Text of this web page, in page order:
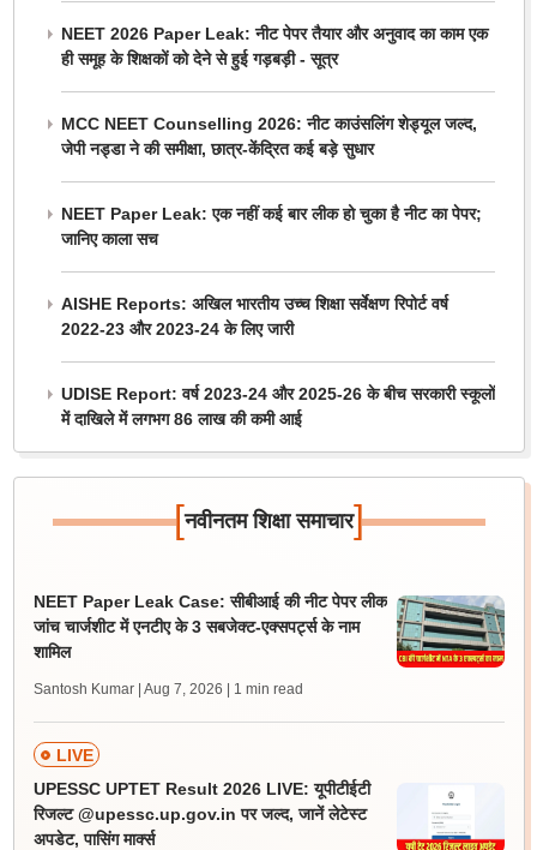
NEET 2026 Paper Leak: नीट पेपर तैयार और अनुवाद का काम एक
ही समूह के शिक्षकों को देने से हुई गड़बड़ी - सूत्र
MCC NEET Counselling 2026: नीट काउंसलिंग शेड्यूल जल्द,
जेपी नड्डा ने की समीक्षा, छात्र-केंद्रित कई बड़े सुधार
NEET Paper Leak: एक नहीं कई बार लीक हो चुका है नीट का पेपर;
जानिए काला सच
AISHE Reports: अखिल भारतीय उच्च शिक्षा सर्वेक्षण रिपोर्ट वर्ष
2022-23 और 2023-24 के लिए जारी
UDISE Report: वर्ष 2023-24 और 2025-26 के बीच सरकारी स्कूलों
में दाखिले में लगभग 86 लाख की कमी आई
[नवीनतम शिक्षा समाचार]
NEET Paper Leak Case: सीबीआई की नीट पेपर लीक
जांच चार्जशीट में एनटीए के 3 सबजेक्ट-एक्सपर्ट्स के नाम
शामिल
Santosh Kumar | Aug 7, 2026 | 1 min read
LIVE
UPESSC UPTET Result 2026 LIVE: यूपीटीईटी
रिजल्ट @upessc.up.gov.in पर जल्द, जानें लेटेस्ट
अपडेट, पासिंग मार्क्स